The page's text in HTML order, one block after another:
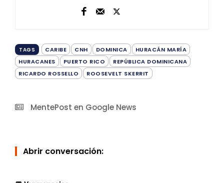
TAGS CARIBE CNH DOMINICA
HURACÁN MARÍA
HURACANES
PUERTO RICO
REPÚBLICA DOMINICANA
RICARDO ROSSELLO
ROOSEVELT SKERRIT
MentePost en Google News
Abrir conversación: